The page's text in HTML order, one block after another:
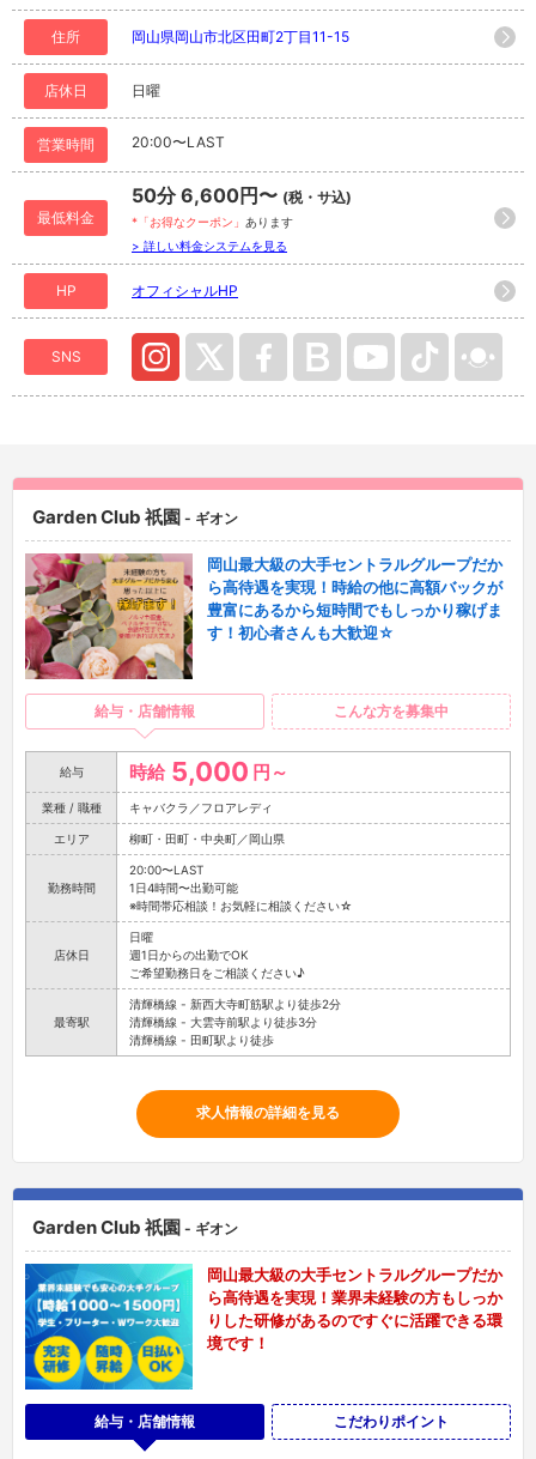
住所 岡山県岡山市北区田町2丁目11-15
店休日 日曜
営業時間 20:00〜LAST
最低料金
50分 6,600円〜 (税・サ込)
*「お得なクーポン」 あります
> 詳しい料金システムを見る
HP オフィシャルHP
SNS
Garden Club 祇園 - ギオン
岡山最大級の大手セントラルグループだか
ら高待遇を実現！時給の他に高額バックが
豊富にあるから短時間でもしっかり稼げま
す！初心者さんも大歓迎☆
給与・店舗情報 こんな方を募集中
給与 時給 5,000 円～
業種 / 職種 キャバクラ／フロアレディ
エリア 柳町・田町・中央町／岡山県
勤務時間
20:00〜LAST
1日4時間〜出勤可能
※時間帯応相談！お気軽に相談ください☆
店休日
日曜
週1日からの出勤でOK
ご希望勤務日をご相談ください♪
最寄駅
清輝橋線 - 新西大寺町筋駅より徒歩2分
清輝橋線 - 大雲寺前駅より徒歩3分
清輝橋線 - 田町駅より徒歩
求人情報の詳細を見る
Garden Club 祇園 - ギオン
岡山最大級の大手セントラルグループだか
ら高待遇を実現！業界未経験の方もしっか
りした研修があるのですぐに活躍できる環
境です！
給与・店舗情報 こだわりポイント